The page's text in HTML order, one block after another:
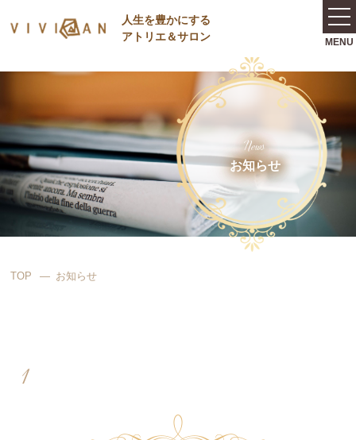
⼈⽣を豊かにする
アトリエ＆サロン
News
お知らせ
TOP お知らせ
1